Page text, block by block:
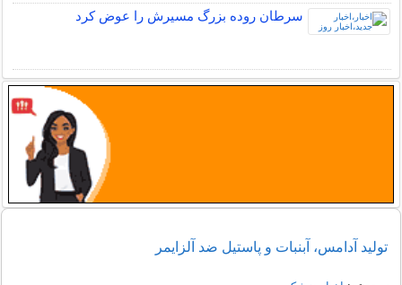
سرطان روده بزرگ مسیرش را عوض کرد
تولید آدامس، آبنبات و پاستیل ضد آلزایمر